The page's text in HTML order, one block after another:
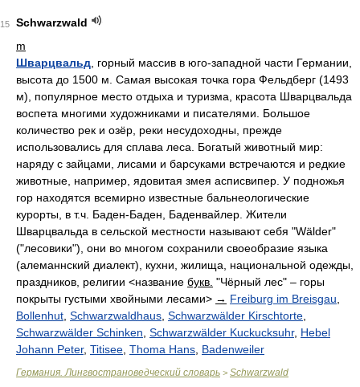
15
Schwarzwald
m
Шварцвальд , горный массив в юго-западной части Германии,
высота до 1500 м. Самая высокая точка гора Фельдберг (1493
м), популярное место отдыха и туризма, красота Шварцвальда
воспета многими художниками и писателями. Большое
количество рек и озёр, реки несудоходны, прежде
использовались для сплава леса. Богатый животный мир:
наряду с зайцами, лисами и барсуками встречаются и редкие
животные, например, ядовитая змея асписвипер. У подножья
гор находятся всемирно известные бальнеологические
курорты, в т.ч. Баден-Баден, Баденвайлер. Жители
Шварцвальда в сельской местности называют себя "Wälder"
("лесовики"), они во многом сохранили своеобразие языка
(алеманнский диалект), кухни, жилища, национальной одежды,
праздников, религии <название букв. "Чёрный лес" – горы
покрыты густыми хвойными лесами> → Freiburg im Breisgau
Bollenhut Schwarzwaldhaus Schwarzwälder Kirschtorte
Schwarzwälder Schinken Schwarzwälder Kuckucksuhr, Hebel
Johann Peter, Titisee Thoma Hans Badenweiler
Германия. Лингвострановедческий словарь > Schwarzwald